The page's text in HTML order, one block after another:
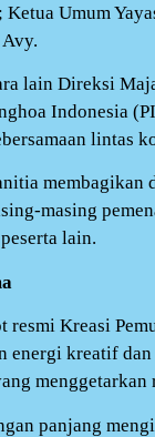
Umum
lain Direksi
Indonesia
lintas
masing
lain.
resmi Kreasi
energi kreatif
menggetarkan
panjang